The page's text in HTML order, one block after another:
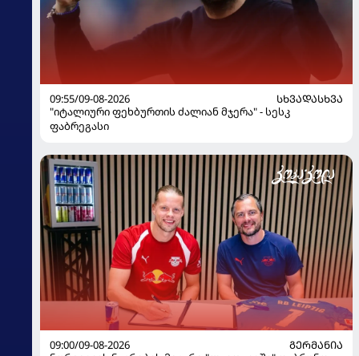
09:55/09-08-2026
ᲡᲮᲕᲐᲓᲐᲡᲮᲕᲐ
"იტალიური ფეხბურთის ძალიან მჯერა" - სესკ
ფაბრეგასი
09:00/09-08-2026
ᲒᲔᲠᲛᲐᲜᲘᲐ